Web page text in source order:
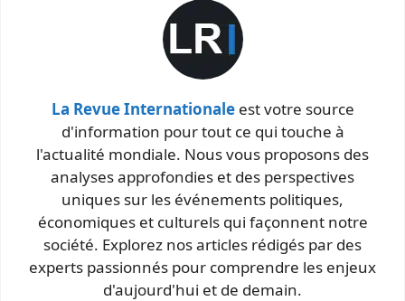
La Revue Internationaleest votre source
d'information pour tout ce qui touche à
l'actualité mondiale. Nous vous proposons des
analyses approfondies et des perspectives
uniques sur les événements politiques,
économiques et culturels qui façonnent notre
société. Explorez nos articles rédigés par des
experts passionnés pour comprendre les enjeux
d'aujourd'hui et de demain.